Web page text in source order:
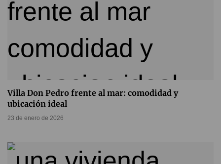
Villa Don Pedro frente al mar: comodidad y
ubicación ideal
23 de enero de 2026